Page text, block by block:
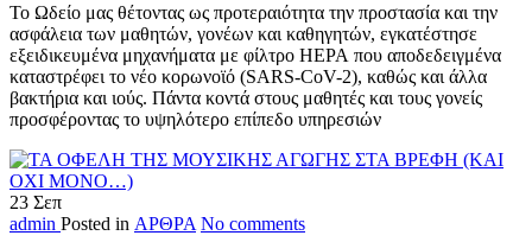
Το Ωδείο μας θέτοντας ως προτεραιότητα την προστασία και την
ασφάλεια των μαθητών, γονέων και καθηγητών, εγκατέστησε
εξειδικευμένα μηχανήματα με φίλτρο HEPA που αποδεδειγμένα
καταστρέφει το νέο κορωνοϊό (SARS-CoV-2), καθώς και άλλα
βακτήρια και ιούς. Πάντα κοντά στους μαθητές και τους γονείς
προσφέροντας το υψηλότερο επίπεδο υπηρεσιών
23 Σεπ
admin Posted in ΑΡΘΡΑ No comments